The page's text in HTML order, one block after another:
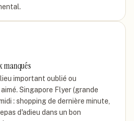
manqués
important oublié ou
Singapore Flyer (grande
: shopping de dernière minute,
d'adieu dans un bon